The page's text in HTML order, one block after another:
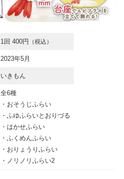
1回 400円 （税込）
2023年5月
いきもん
全6種
・おそうじふらい
・ふゆふらいとおりづる
・はかせふらい
・ふくめんふらい
・おりょうりふらい
・ノリノリふらい2